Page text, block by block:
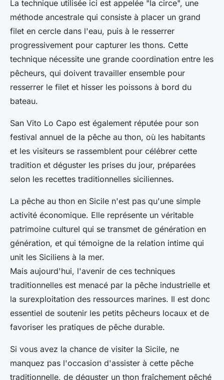
La technique utilisée ici est appelée "la circe", une
méthode ancestrale qui consiste à placer un grand
filet en cercle dans l'eau, puis à le resserrer
progressivement pour capturer les thons. Cette
technique nécessite une grande coordination entre les
pêcheurs, qui doivent travailler ensemble pour
resserrer le filet et hisser les poissons à bord du
bateau.
San Vito Lo Capo est également réputée pour son
festival annuel de la pêche au thon, où les habitants
et les visiteurs se rassemblent pour célébrer cette
tradition et déguster les prises du jour, préparées
selon les recettes traditionnelles siciliennes.
La pêche au thon en Sicile n'est pas qu'une simple
activité économique. Elle représente un véritable
patrimoine culturel qui se transmet de génération en
génération, et qui témoigne de la relation intime qui
unit les Siciliens à la mer.
Mais aujourd'hui, l'avenir de ces techniques
traditionnelles est menacé par la pêche industrielle et
la surexploitation des ressources marines. Il est donc
essentiel de soutenir les petits pêcheurs locaux et de
favoriser les pratiques de pêche durable.
Si vous avez la chance de visiter la Sicile, ne
manquez pas l'occasion d'assister à cette pêche
traditionnelle, de déguster un thon fraîchement pêché